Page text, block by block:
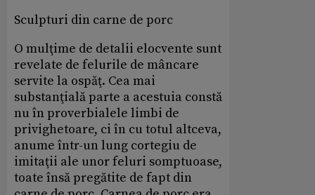
Sculpturi din carne de porc
O mulţime de detalii elocvente sunt
revelate de felurile de mâncare
servite la ospăţ. Cea mai
substanţială parte a acestuia constă
nu în proverbialele limbi de
privighetoare, ci în cu totul altceva,
anume într-un lung cortegiu de
imitaţii ale unor feluri somptuoase,
toate însă pregătite de fapt din